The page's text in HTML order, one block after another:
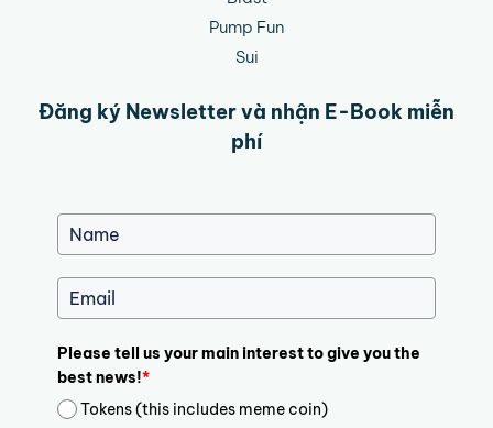
Pump Fun
Sui
Đăng ký Newsletter và nhận E-Book miễn
phí
Please tell us your main interest to give you the
best news!*
Tokens (this includes meme coin)